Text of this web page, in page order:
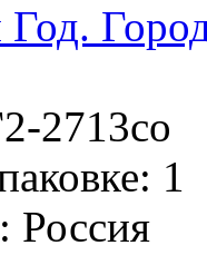
2713со
1
Россия